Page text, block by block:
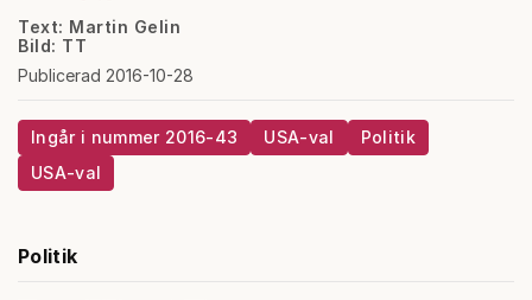
Text: Martin Gelin
Bild: TT
Publicerad 2016-10-28
Ingår i nummer 2016-43 USA-val
Politik
USA-val
Politik